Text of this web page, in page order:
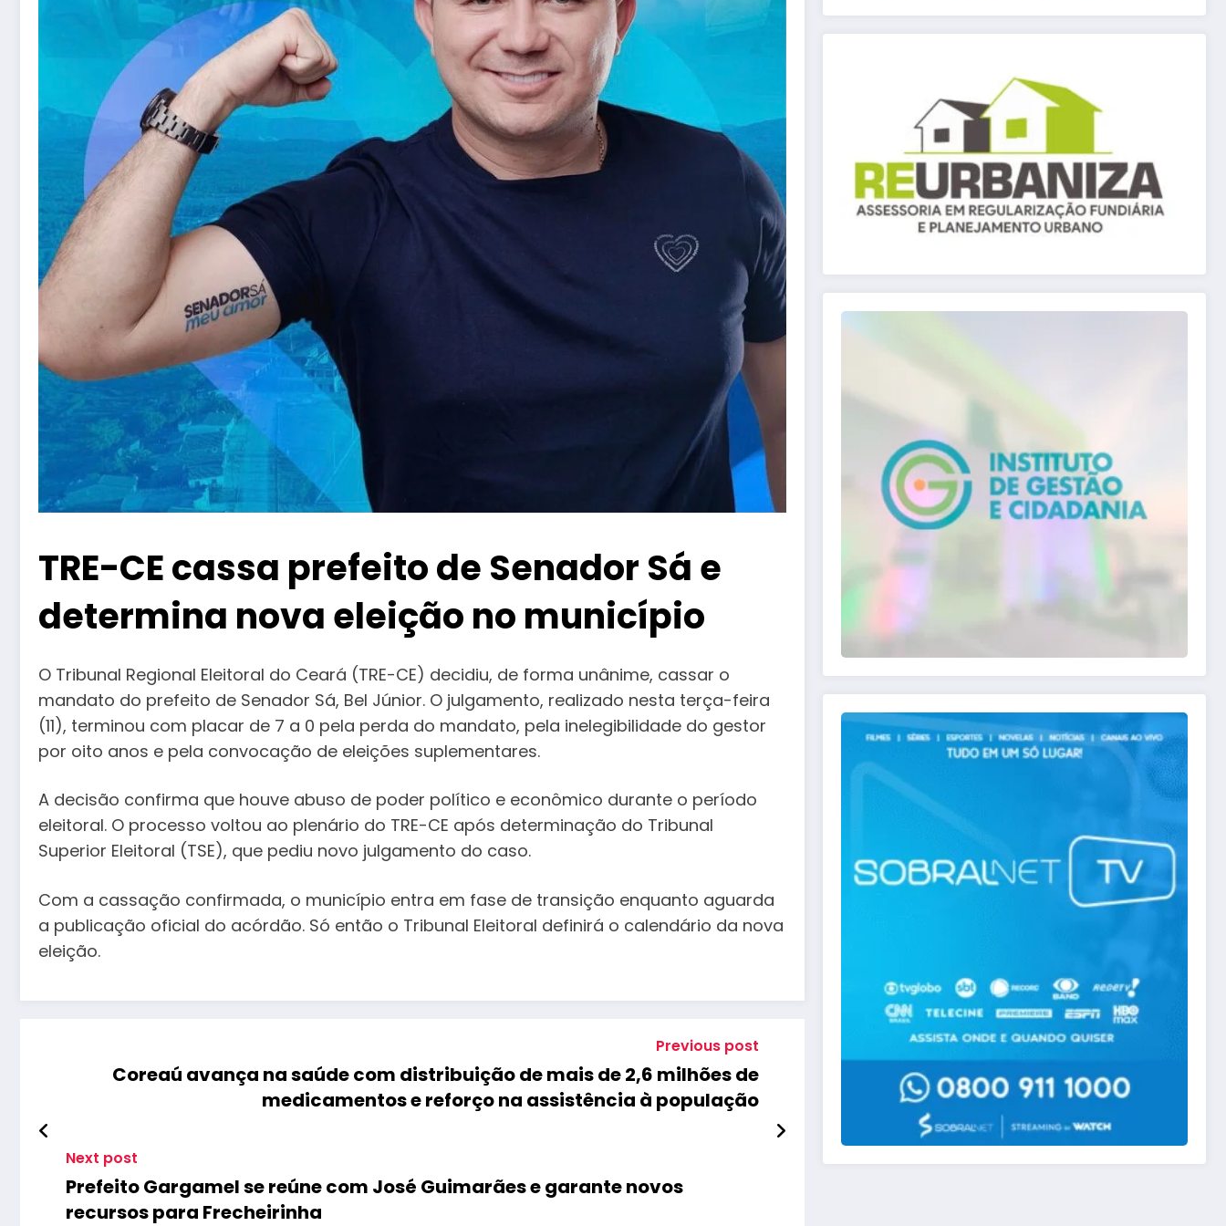
TRE-CE cassa prefeito de Senador Sá e
determina nova eleição no município
O Tribunal Regional Eleitoral do Ceará (TRE-CE) decidiu, de forma unânime, cassar o
mandato do prefeito de Senador Sá, Bel Júnior. O julgamento, realizado nesta terça-feira
(11), terminou com placar de 7 a 0 pela perda do mandato, pela inelegibilidade do gestor
por oito anos e pela convocação de eleições suplementares.
A decisão confirma que houve abuso de poder político e econômico durante o período
eleitoral. O processo voltou ao plenário do TRE-CE após determinação do Tribunal
Superior Eleitoral (TSE), que pediu novo julgamento do caso.
Com a cassação confirmada, o município entra em fase de transição enquanto aguarda
a publicação oficial do acórdão. Só então o Tribunal Eleitoral definirá o calendário da nova
eleição.
Previous post
Coreaú avança na saúde com distribuição de mais de 2,6 milhões de
medicamentos e reforço na assistência à população
Next post
Prefeito Gargamel se reúne com José Guimarães e garante novos
recursos para Frecheirinha